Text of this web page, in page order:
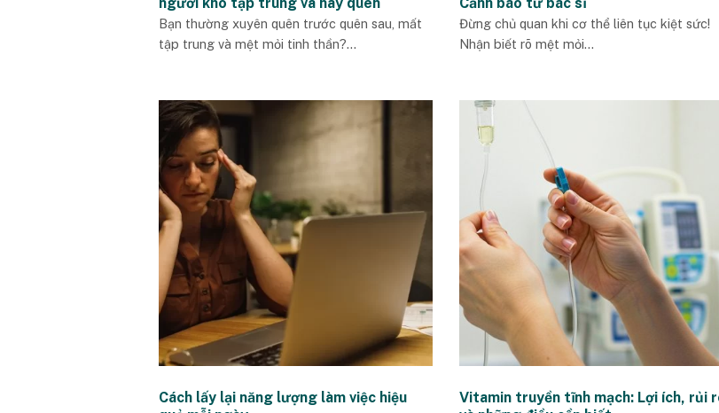
Bạn thường xuyên quên trước quên sau, mất
tập trung và mệt mỏi tinh thần?...
Đừng chủ quan khi cơ thể liên tục kiệt sức!
Nhận biết rõ mệt mỏi...
Cách lấy lại năng lượng làm việc hiệu
Vitamin truyền tĩnh mạch: Lợi ích, rủi